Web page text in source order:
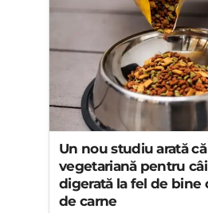
Un nou studiu arată
vegetariană pentru
digerată la fel de bine
de carne